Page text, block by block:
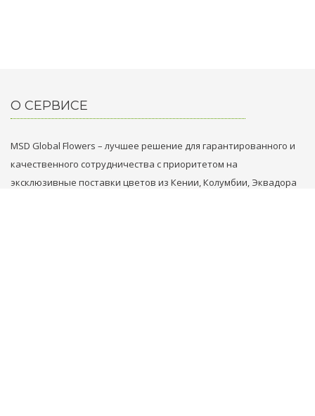
О СЕРВИСЕ
MSD Global Flowers – лучшее решение для гарантированного и
качественного сотрудничества с приоритетом на
эксклюзивные поставки цветов из Кении, Колумбии, Эквадора